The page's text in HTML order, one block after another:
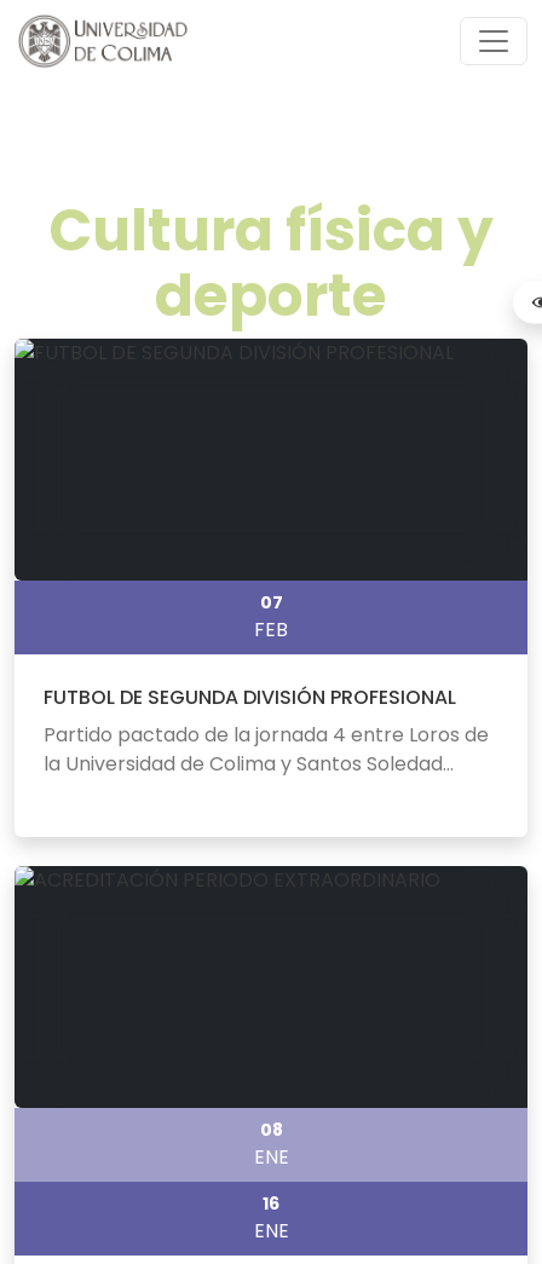
Cultura física y
deporte
07
FEB
FUTBOL DE SEGUNDA DIVISIÓN PROFESIONAL
Partido pactado de la jornada 4 entre Loros de
la Universidad de Colima y Santos Soledad...
08
ENE
16
ENE